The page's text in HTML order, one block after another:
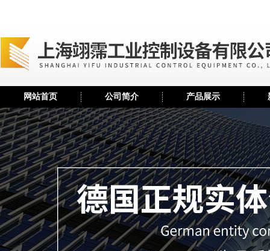
网站首页 公司简介 产品展示